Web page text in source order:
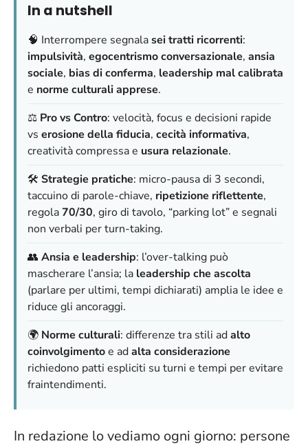
In a nutshell
🧠 Interrompere segnalasei tratti ricorrenti:
impulsività, egocentrismo conversazionale, ansia
sociale, bias di conferma, leadership mal calibrata
e norme culturali apprese.
⚖️ Pro vs Contro: velocità, focus e decisioni rapide
vs erosione della fiducia, cecità informativa,
creatività compressa e usura relazionale.
🛠️ Strategie pratiche: micro-pausa di 3 secondi,
taccuino di parole-chiave, ripetizione riflettente,
regola70/30, giro di tavolo, “parking lot” e segnali
non verbali per turn-taking.
👥 Ansia e leadership: l’over-talking può
mascherare l’ansia; la leadership che ascolta
(parlare per ultimi, tempi dichiarati) amplia le idee e
riduce gli ancoraggi.
🌍 Norme culturali: differenze tra stili adalto
coinvolgimentoe adalta considerazione
richiedono patti espliciti su turni e tempi per evitare
fraintendimenti.
In redazione lo vediamo ogni giorno: persone